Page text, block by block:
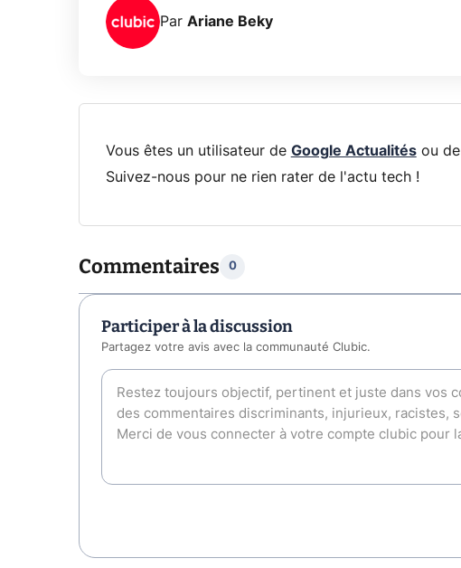
Par Ariane Beky
Vous êtes un utilisateur de Google Actualitésou de
Suivez-nous pour ne rien rater de l'actu tech !
Commentaires 0
Participer à la discussion
Partagez votre avis avec la communauté Clubic.